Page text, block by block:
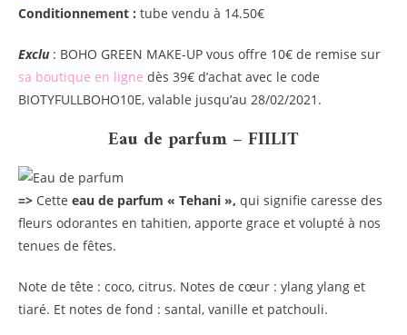
Conditionnement : tube vendu à 14.50€
Exclu : BOHO GREEN MAKE-UP vous offre 10€ de remise sur
sa boutique en ligne dès 39€ d’achat avec le code
BIOTYFULLBOHO10E, valable jusqu’au 28/02/2021.
Eau de parfum – FIILIT
=> Cette eau de parfum « Tehani », qui signifie caresse des
fleurs odorantes en tahitien, apporte grace et volupté à nos
tenues de fêtes.
Note de tête : coco, citrus. Notes de cœur : ylang ylang et
tiaré. Et notes de fond : santal, vanille et patchouli.